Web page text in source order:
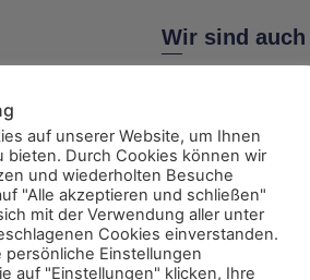
Wir sind
auf unserer Website, um Ihnen
bieten. Durch Cookies können wir
und wiederholten Besuche
"Alle akzeptieren und schließen"
mit der Verwendung aller unter
Cookies einverstanden.
persönliche Einstellungen
auf "Einstellungen" klicken, Ihre